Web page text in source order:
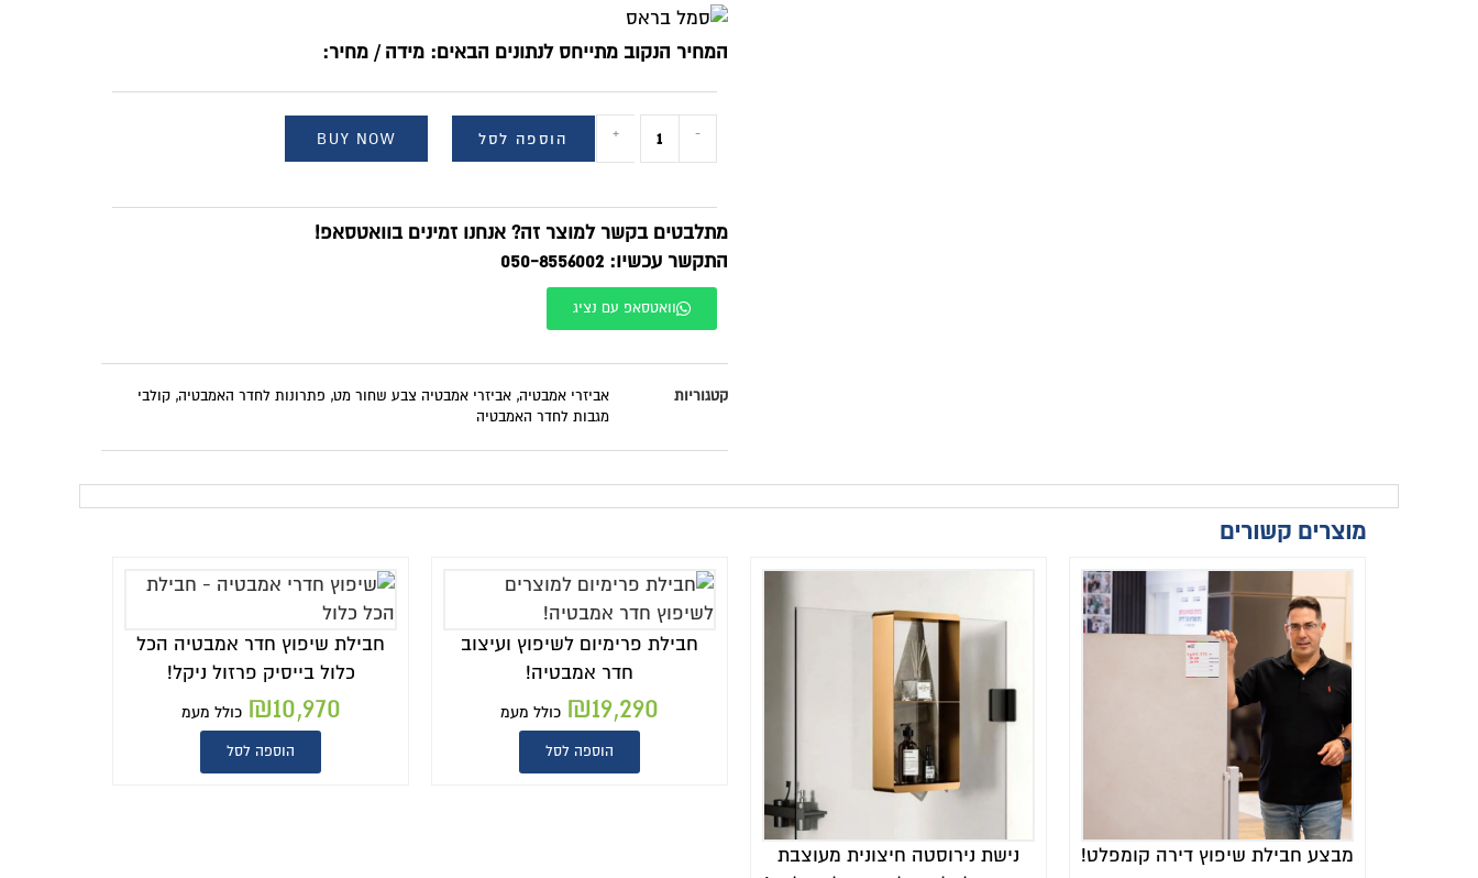
המחיר הנקוב מתייחס לנתונים הבאים: מידה / מחיר:
-
+ הוספה לסל BUY NOW
מתלבטים בקשר למוצר זה? אנחנו זמינים בוואטסאפ!
התקשר עכשיו: 050-8556002
וואטסאפ עם נציג
קטגוריות אביזרי אמבטיה, אביזרי אמבטיה צבע שחור מט, פתרונות לחדר האמבטיה, קולבי
מגבות לחדר האמבטיה
מוצרים קשורים
מבצע חבילת שיפוץ דירה קומפלט!
נישת נירוסטה חיצונית מעוצבת
חבילת פרימיום לשיפוץ ועיצוב
חדר אמבטיה!
₪19,290 כולל מעמ
הוספה לסל
חבילת שיפוץ חדר אמבטיה הכל
כלול בייסיק פרזול ניקל!
₪10,970 כולל מעמ
הוספה לסל